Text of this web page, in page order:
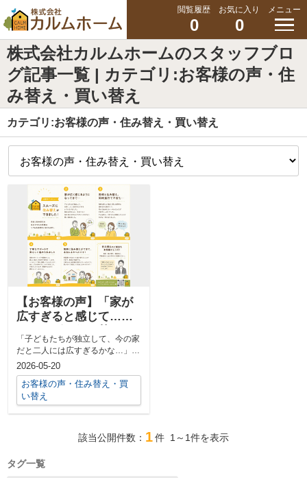
閲覧履歴
0
お気に入り
0
メニュー
株式会社カルムホームのスタッフブロ
グ記事一覧 | カテゴリ:お客様の声・住
み替え・買い替え
カテゴリ:お客様の声・住み替え・買い替え
【お客様の声】「家が
広すぎると感じて…」
叶えた秘訣とは？
「子どもたちが独立して、今の家
だと二人には広すぎるかな…」
そんなふうに感じたことはありま
せんか？ ...
2026-05-20
お客様の声・住み替え・買
い替え
該当公開件数： 1件 1～1件を表示
タグ一覧